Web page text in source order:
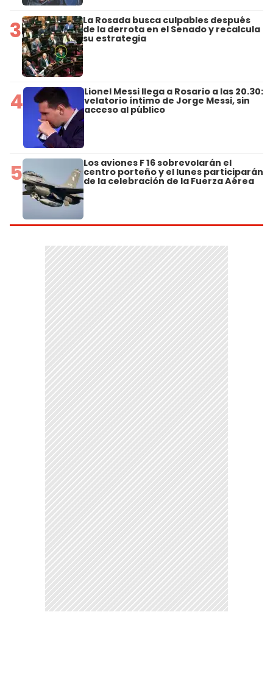
3 La Rosada busca culpables después
de la derrota en el Senado y recalcula
su estrategia
4 Lionel Messi llega a Rosario a las 20.30:
velatorio íntimo de Jorge Messi, sin
acceso al público
5 Los aviones F 16 sobrevolarán el
centro porteño y el lunes participarán
de la celebración de la Fuerza Aérea